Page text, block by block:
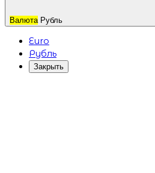
Валюта Рубль
Euro
Рубль
Закрыть